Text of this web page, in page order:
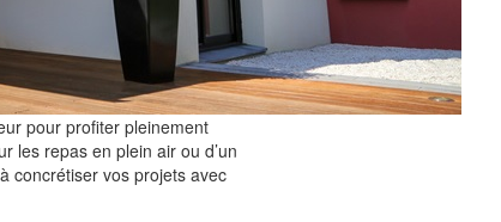
pour profiter pleinement
les repas en plein air ou d’un
concrétiser vos projets avec